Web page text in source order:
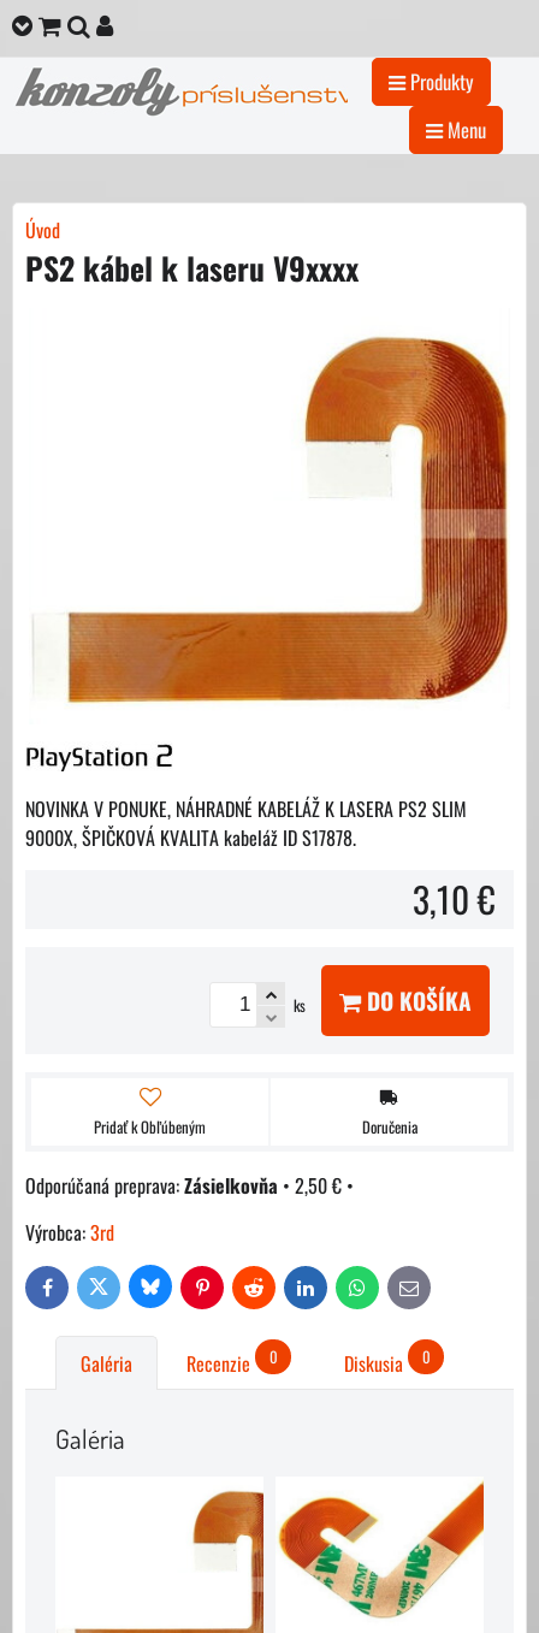
Produkty
Menu
Úvod
PS2 kábel k laseru V9xxxx
NOVINKA V PONUKE, NÁHRADNÉ KABELÁŽ K LASERA PS2 SLIM
9000X, ŠPIČKOVÁ KVALITA kabeláž ID S17878.
3,10 €
ks DO KOŠÍKA
Pridať k Obľúbeným Doručenia
Zásielkovňa • 2,50 € •
Výrobca:3rd
FacebookTwitter Bluesky PinterestReddit LinkedIn WhatsAppE-
mail
Galéria Recenzie 0 Diskusia 0
Galéria